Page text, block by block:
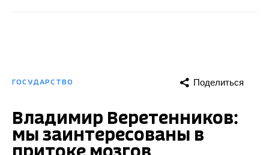
ГОСУДАРСТВО Поделиться
Владимир Веретенников:
мы заинтересованы в